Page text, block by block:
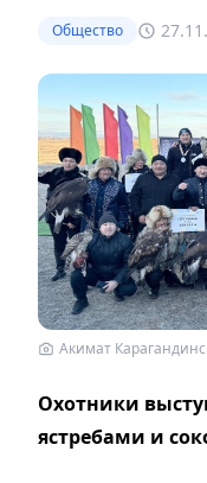
Общество
Акимат
Охотники
ястребами и